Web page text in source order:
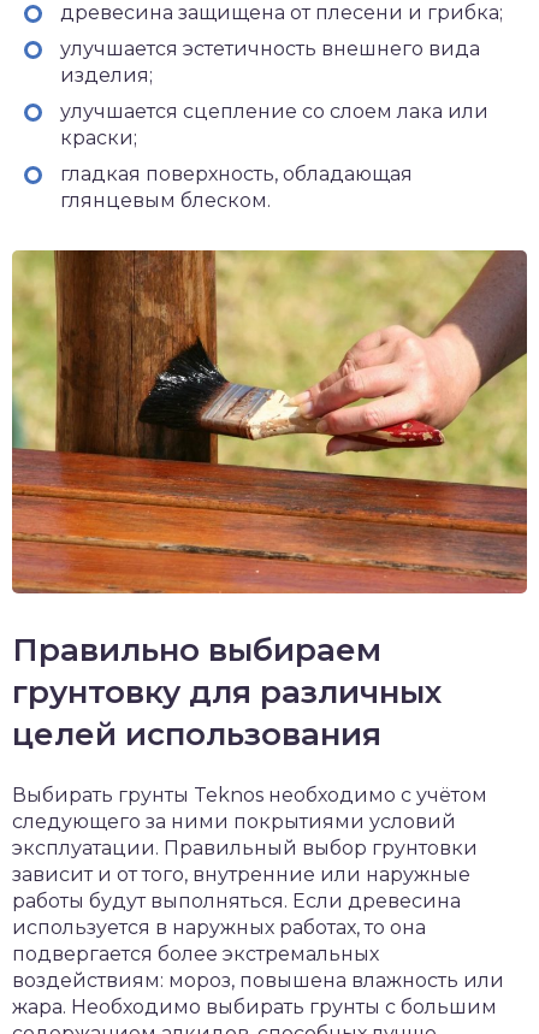
древесина защищена от плесени и грибка;
улучшается эстетичность внешнего вида
изделия;
улучшается сцепление со слоем лака или
краски;
гладкая поверхность, обладающая
глянцевым блеском.
Правильно выбираем
грунтовку для различных
целей использования
Выбирать грунты Teknos необходимо с учётом
следующего за ними покрытиями условий
эксплуатации. Правильный выбор грунтовки
зависит и от того, внутренние или наружные
работы будут выполняться. Если древесина
используется в наружных работах, то она
подвергается более экстремальных
воздействиям: мороз, повышена влажность или
жара. Необходимо выбирать грунты с большим